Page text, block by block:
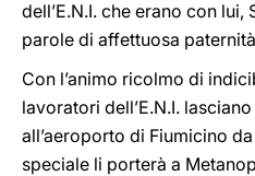
dell’E.N.I. che erano con
parole di affettuosa
Con l’animo ricolmo di
lavoratori dell’E.N.I.
all’aeroporto di Fiumicino
speciale li porterà a